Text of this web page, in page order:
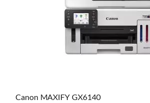
Canon MAXIFY GX6140